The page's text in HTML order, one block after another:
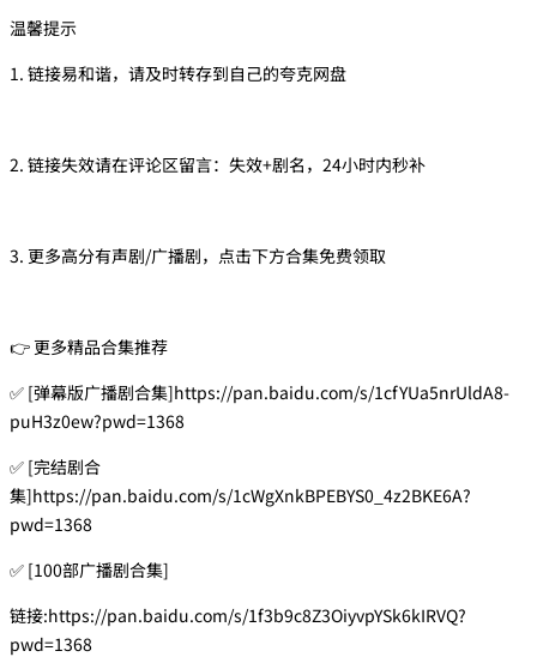
温馨提示
1. 链接易和谐，请及时转存到自己的夸克网盘
2. 链接失效请在评论区留言：失效+剧名，24小时内秒补
3. 更多高分有声剧/广播剧，点击下方合集免费领取
👉 更多精品合集推荐
✅ [弹幕版广播剧合集]https://pan.baidu.com/s/1cfYUa5nrUldA8-
puH3z0ew?pwd=1368
✅ [完结剧合
集]https://pan.baidu.com/s/1cWgXnkBPEBYS0_4z2BKE6A?
pwd=1368
✅ [100部广播剧合集]
链接:https://pan.baidu.com/s/1f3b9c8Z3OiyvpYSk6kIRVQ?
pwd=1368